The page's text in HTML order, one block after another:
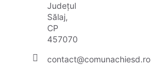
Județul
Sălaj,
CP
457070
contact@comunachiesd.ro